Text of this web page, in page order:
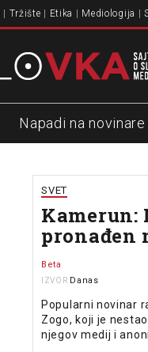
Tržište Etika Mediologija
Napadi na novinare
SVET
pronađen
Beta
IZVOR Danas
Popularni novinar
Zogo, koji je
njegov medij i